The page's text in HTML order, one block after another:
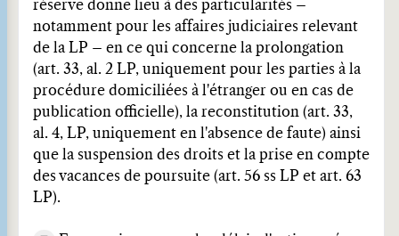
réserve donne lieu à des particularités –
notamment pour les affaires judiciaires relevant
de la LP – en ce qui concerne la prolongation
(art. 33, al. 2 LP, uniquement pour les parties à la
procédure domiciliées à l'étranger ou en cas de
publication officielle), la reconstitution (art. 33,
al. 4, LP, uniquement en l'absence de faute) ainsi
que la suspension des droits et la prise en compte
des vacances de poursuite (art. 56 ss LP et art. 63
LP).